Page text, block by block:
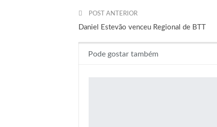
POST ANTERIOR
Daniel Estevão venceu Regional de BTT
Pode gostar também